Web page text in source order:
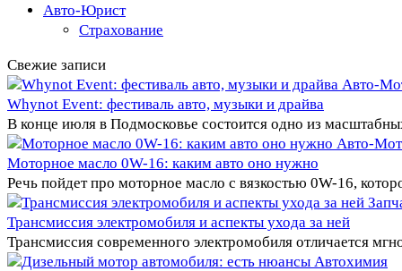
Авто-Юрист
Страхование
Свежие записи
Авто-
Whynot Event: фестиваль авто, музыки и драйва
В конце июля в Подмосковье состоится одно из
Авто-
Моторное масло 0W-16: каким авто оно нужно
Речь пойдет про моторное масло с вязкостью 0W-16,
Трансмиссия электромобиля и аспекты ухода за ней
Трансмиссия современного электромобиля отличается
Автохимия